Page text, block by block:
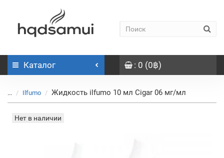
Каталог : 0 (0฿)
... Ilfumo Жидкость ilfumo 10 мл Cigar 06 мг/мл
Нет в наличии